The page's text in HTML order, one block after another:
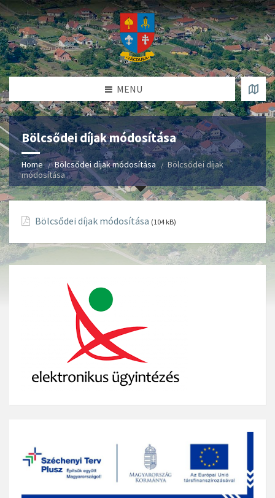
MENU
Bölcsődei díjak módosítása
Home Bölcsődei díjak módosítása
Bölcsődei díjak
módosítása
Bölcsődei díjak módosítása (104 kB)